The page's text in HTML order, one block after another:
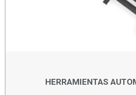
HERRAMIENTAS